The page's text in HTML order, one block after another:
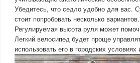
Убедитесь, что седло удобно для
стоит попробовать несколько вариантов.
Регулируемая высота руля может
Легкий велосипед будет проще
использовать его в городских